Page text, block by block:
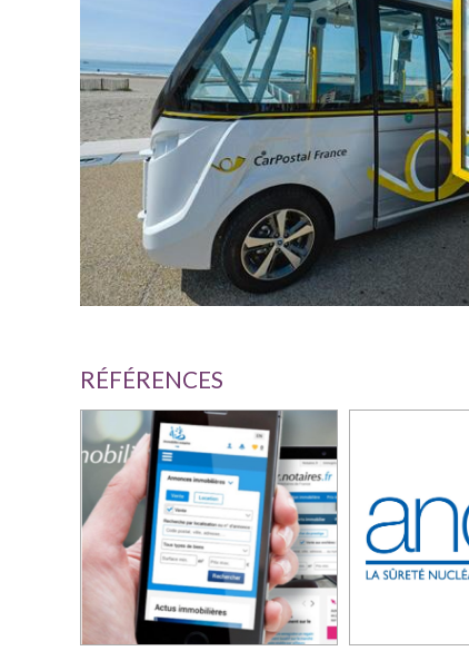
RÉFÉRENCES